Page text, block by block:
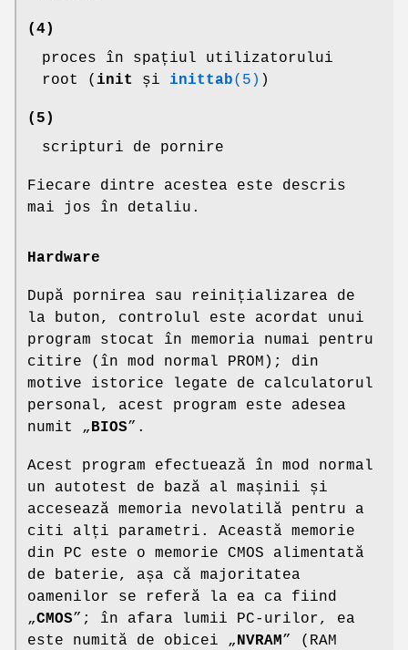
(4)
proces în spațiul utilizatorului
root ( init și inittab(5) )
(5)
scripturi de pornire
Fiecare dintre acestea este descris
mai jos în detaliu.
Hardware
După pornirea sau reinițializarea de
la buton, controlul este acordat unui
program stocat în memoria numai pentru
citire (în mod normal PROM); din
motive istorice legate de calculatorul
personal, acest program este adesea
numit „BIOS”.
Acest program efectuează în mod normal
un autotest de bază al mașinii și
accesează memoria nevolatilă pentru a
citi alți parametri. Această memorie
din PC este o memorie CMOS alimentată
de baterie, așa că majoritatea
oamenilor se referă la ea ca fiind
„CMOS”; în afara lumii PC-urilor, ea
este numită de obicei „NVRAM” (RAM